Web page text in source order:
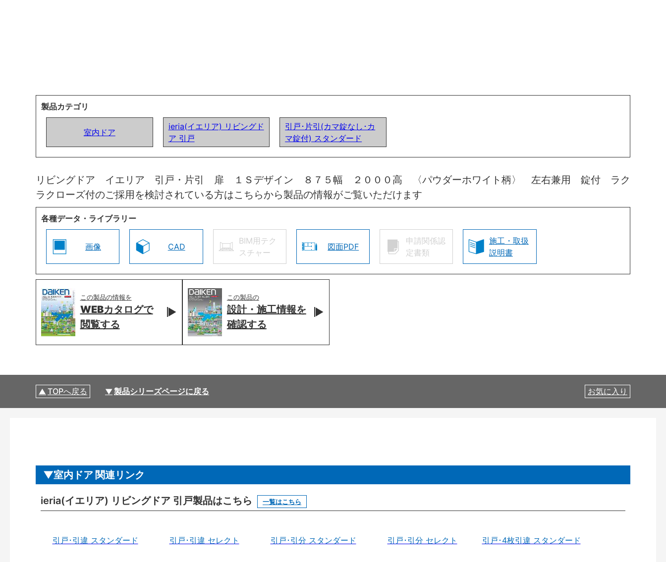
製品カテゴリ
室内ドア
ieria(イエリア) リビングド
ア 引戸
引戸･片引(カマ錠なし･カ
マ錠付) スタンダード
リビングドア イエリア 引戸・片引 扉 １Ｓデザイン ８７５幅 ２０００高 〈パウダーホワイト柄〉 左右兼用 錠付 ラク
ラクローズ付のご採用を検討されている方はこちらから製品の情報がご覧いただけます
各種データ・ライブラリー
画像 CAD
BIM用テク
スチャー
図面PDF
申請関係認
定書類
施工・取扱
説明書
この製品の情報を
WEBカタログで
閲覧する
この製品の
設計・施工情報を
確認する
TOPへ戻る 製品シリーズページに戻る お気に入り
室内ドア 関連リンク
ieria(イエリア) リビングドア 引戸製品はこちら 一覧はこちら
引戸･引違 スタンダード 引戸･引違 セレクト 引戸･引分 スタンダード 引戸･引分 セレクト 引戸･4枚引違 スタンダード